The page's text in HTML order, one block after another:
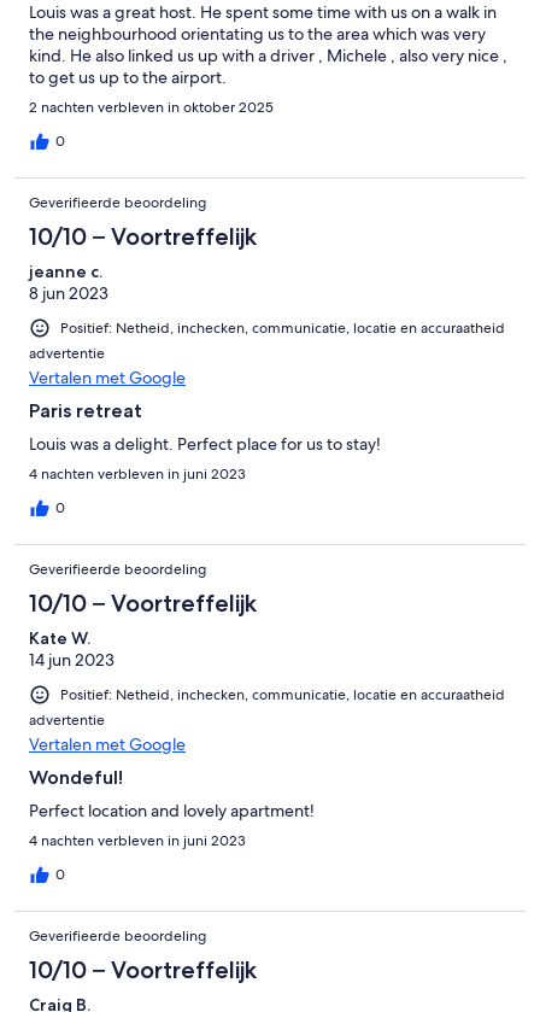
Louis was a great host. He spent some time with us on a walk in
the neighbourhood orientating us to the area which was very
kind. He also linked us up with a driver , Michele , also very nice ,
to get us up to the airport.
2 nachten verbleven in oktober 2025
0
Geverifieerde beoordeling
10/10 – Voortreffelijk
jeanne c.
8 jun 2023
Positief: Netheid, inchecken, communicatie, locatie en accuraatheid
advertentie
Vertalen met Google
Paris retreat
Louis was a delight. Perfect place for us to stay!
4 nachten verbleven in juni 2023
0
Geverifieerde beoordeling
10/10 – Voortreffelijk
Kate W.
14 jun 2023
Positief: Netheid, inchecken, communicatie, locatie en accuraatheid
advertentie
Vertalen met Google
Wondeful!
Perfect location and lovely apartment!
4 nachten verbleven in juni 2023
0
Geverifieerde beoordeling
10/10 – Voortreffelijk
Craig B.